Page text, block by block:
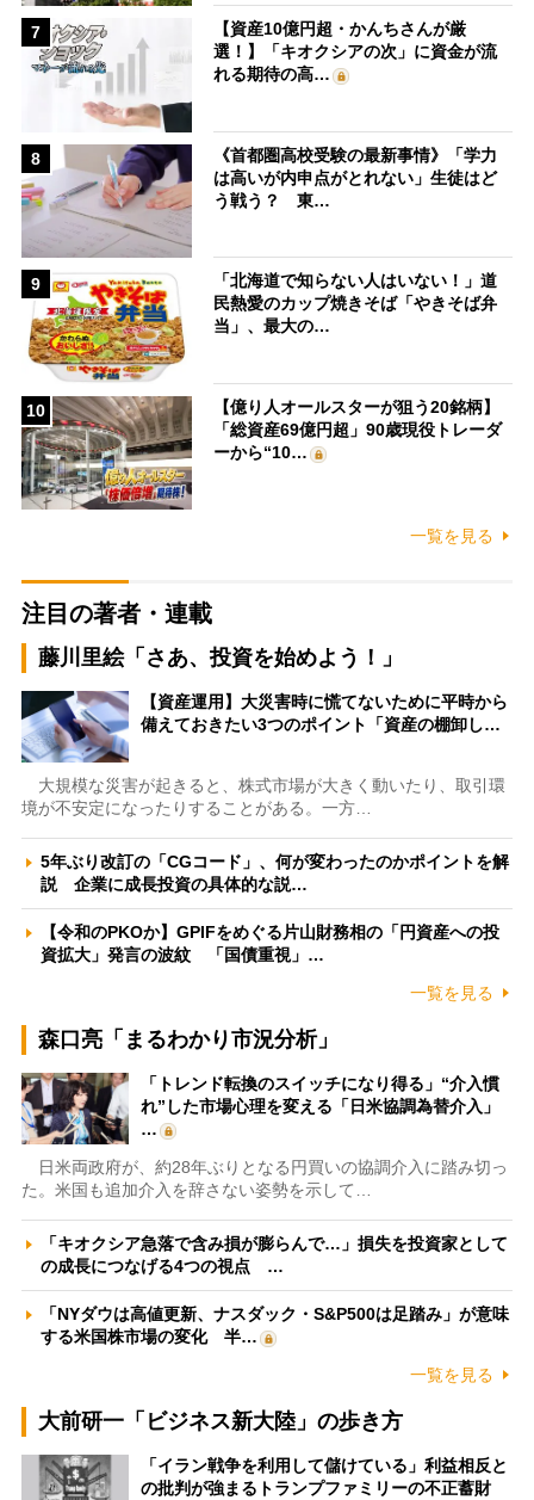
7
【資産10億円超・かんちさんが厳
選！】「キオクシアの次」に資金が流
れる期待の高…
8
《首都圏高校受験の最新事情》「学力
は高いが内申点がとれない」生徒はど
う戦う？ 東…
9
「北海道で知らない人はいない！」道
民熱愛のカップ焼きそば「やきそば弁
当」、最大の…
10
【億り人オールスターが狙う20銘柄】
「総資産69億円超」90歳現役トレーダ
ーから“10…
一覧を見る
注目の著者・連載
藤川里絵「さあ、投資を始めよう！」
【資産運用】大災害時に慌てないために平時から
備えておきたい3つのポイント「資産の棚卸し…
大規模な災害が起きると、株式市場が大きく動いたり、取引環
境が不安定になったりすることがある。一方…
5年ぶり改訂の「CGコード」、何が変わったのかポイントを解
説 企業に成長投資の具体的な説…
【令和のPKOか】GPIFをめぐる片山財務相の「円資産への投
資拡大」発言の波紋 「国債重視」…
一覧を見る
森口亮「まるわかり市況分析」
「トレンド転換のスイッチになり得る」“介入慣
れ”した市場心理を変える「日米協調為替介入」
…
日米両政府が、約28年ぶりとなる円買いの協調介入に踏み切っ
た。米国も追加介入を辞さない姿勢を示して…
「キオクシア急落で含み損が膨らんで…」損失を投資家として
の成長につなげる4つの視点 …
「NYダウは高値更新、ナスダック・S&P500は足踏み」が意味
する米国株市場の変化 半…
一覧を見る
大前研一「ビジネス新大陸」の歩き方
「イラン戦争を利用して儲けている」利益相反と
の批判が強まるトランプファミリーの不正蓄財